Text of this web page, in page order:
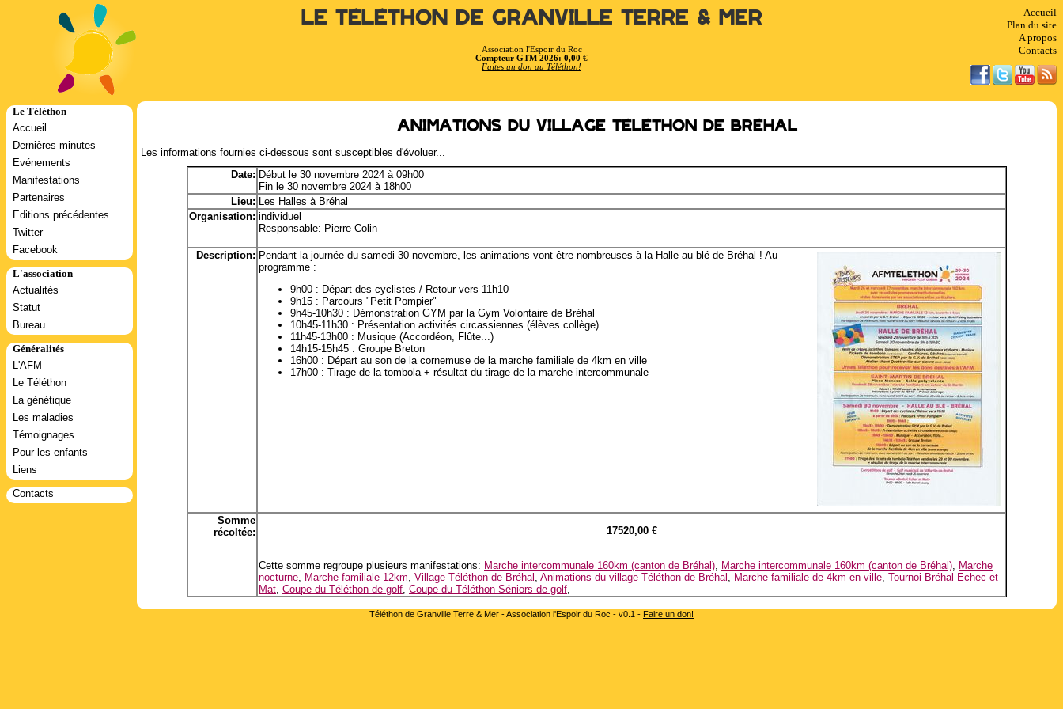
Accueil
Plan du site
A propos
Contacts
Le Téléthon de Granville Terre & Mer
Association l'Espoir du Roc
Compteur GTM 2026: 0,00 €
Faites un don au Téléthon!
Le Téléthon
Accueil
Dernières minutes
Evénements
Manifestations
Partenaires
Editions précédentes
Twitter
Facebook
L'association
Actualités
Statut
Bureau
Généralités
L'AFM
Le Téléthon
La génétique
Les maladies
Témoignages
Pour les enfants
Liens
Contacts
Animations du village Téléthon de Bréhal
Les informations fournies ci-dessous sont susceptibles d'évoluer...
Date: Début le 30 novembre 2024 à 09h00
Fin le 30 novembre 2024 à 18h00
Lieu: Les Halles à Bréhal
Organisation: individuel
Responsable: Pierre Colin
Description: Pendant la journée du samedi 30 novembre, les animations vont être nombreuses à la Halle au blé de Bréhal ! Au
programme :
9h00 : Départ des cyclistes / Retour vers 11h10
9h15 : Parcours "Petit Pompier"
9h45-10h30 : Démonstration GYM par la Gym Volontaire de Bréhal
10h45-11h30 : Présentation activités circassiennes (élèves collège)
11h45-13h00 : Musique (Accordéon, Flûte...)
14h15-15h45 : Groupe Breton
16h00 : Départ au son de la cornemuse de la marche familiale de 4km en ville
17h00 : Tirage de la tombola + résultat du tirage de la marche intercommunale
Somme
récoltée:
17520,00 €
Cette somme regroupe plusieurs manifestations: Marche intercommunale 160km (canton de Bréhal) Marche intercommunale 160km (canton de Bréhal) Marche
nocturne Marche familiale 12km Village Téléthon de Bréhal Animations du village Téléthon de Bréhal Marche familiale de 4km en ville Tournoi Bréhal Echec et
Mat Coupe du Téléthon de golf Coupe du Téléthon Séniors de golf
Téléthon de Granville Terre & Mer - Association l'Espoir du Roc - v0.1 - Faire un don!